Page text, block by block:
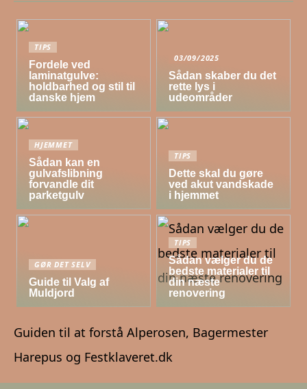
TIPS
Fordele ved
laminatgulve:
holdbarhed og stil til
danske hjem
03/09/2025
Sådan skaber du det
rette lys i
udeområder
HJEMMET
Sådan kan en
gulvafslibning
forvandle dit
parketgulv
TIPS
Dette skal du gøre
ved akut vandskade
i hjemmet
GØR DET SELV
Guide til Valg af
Muldjord
TIPS
Sådan vælger du de
bedste materialer til
din næste
renovering
Guiden til at forstå Alperosen, Bagermester
Harepus og Festklaveret.dk